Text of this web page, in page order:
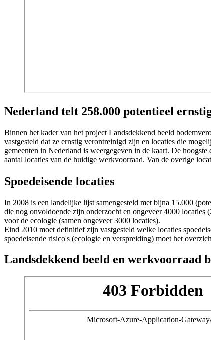
Nederland telt 258.000 potentieel
Binnen het kader van het project Landsdekkend beeld
vastgesteld dat ze ernstig verontreinigd zijn en locaties die
gemeenten in Nederland is weergegeven in de kaart. De
aantal locaties van de huidige werkvoorraad. Van de overige
Spoedeisende locaties
In 2008 is een landelijke lijst samengesteld met bijna 15.000
die nog onvoldoende zijn onderzocht en ongeveer 4000
voor de ecologie (samen ongeveer 3000 locaties).
Eind 2010 moet definitief zijn vastgesteld welke locaties
spoedeisende risico's (ecologie en verspreiding) moet het
Landsdekkend beeld en werkvoorraad